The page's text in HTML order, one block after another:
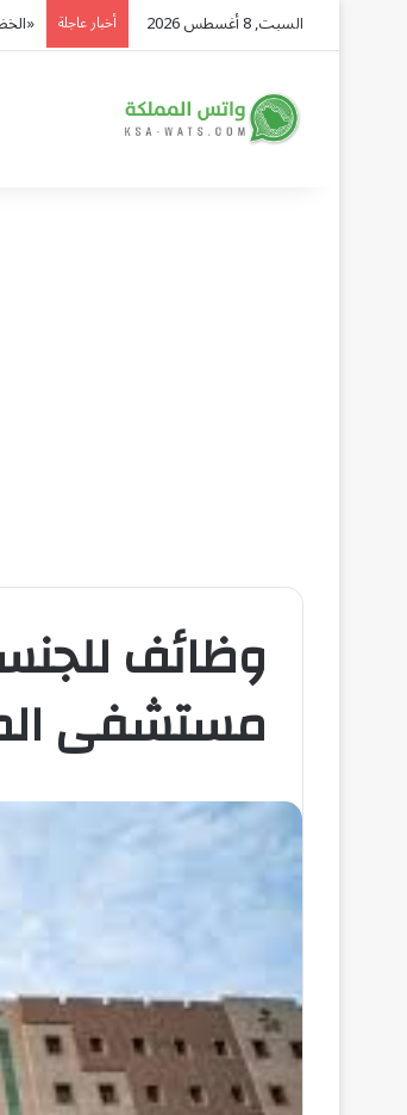
السبت, 8 أغسطس 2026 أخبار عاجلة «الخضيري» يوصي
وظائف
مستشفى